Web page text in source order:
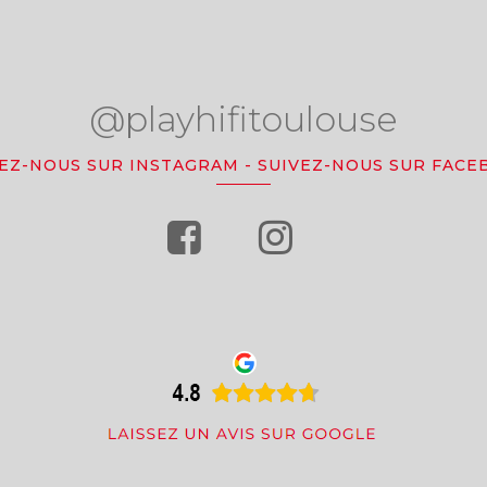
@playhifitoulouse
NOUS SUR INSTAGRAM - SUIVEZ-NOUS SUR